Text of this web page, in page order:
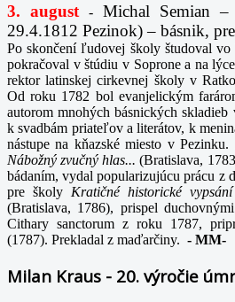
3. august -Michal Semian –
29.4.1812 Pezinok) – básnik,
Po skončení ľudovej školy študoval vo
pokračoval v štúdiu v Soprone a na
rektor latinskej cirkevnej školy v
Od roku 1782 bol evanjelickým
autorom mnohých básnických skladieb
k svadbám priateľov a literátov, k
nástupe na kňazské miesto v
Nábožný zvučný hlas...(Bratislava,
bádaním, vydal popularizujúcu prácu z
pre školy Kratičné historické
(Bratislava, 1786), prispel
Cithary sanctorum z roku 1787,
(1787). Prekladal z maďarčiny. - MM-
Milan Kraus - 20. výročie